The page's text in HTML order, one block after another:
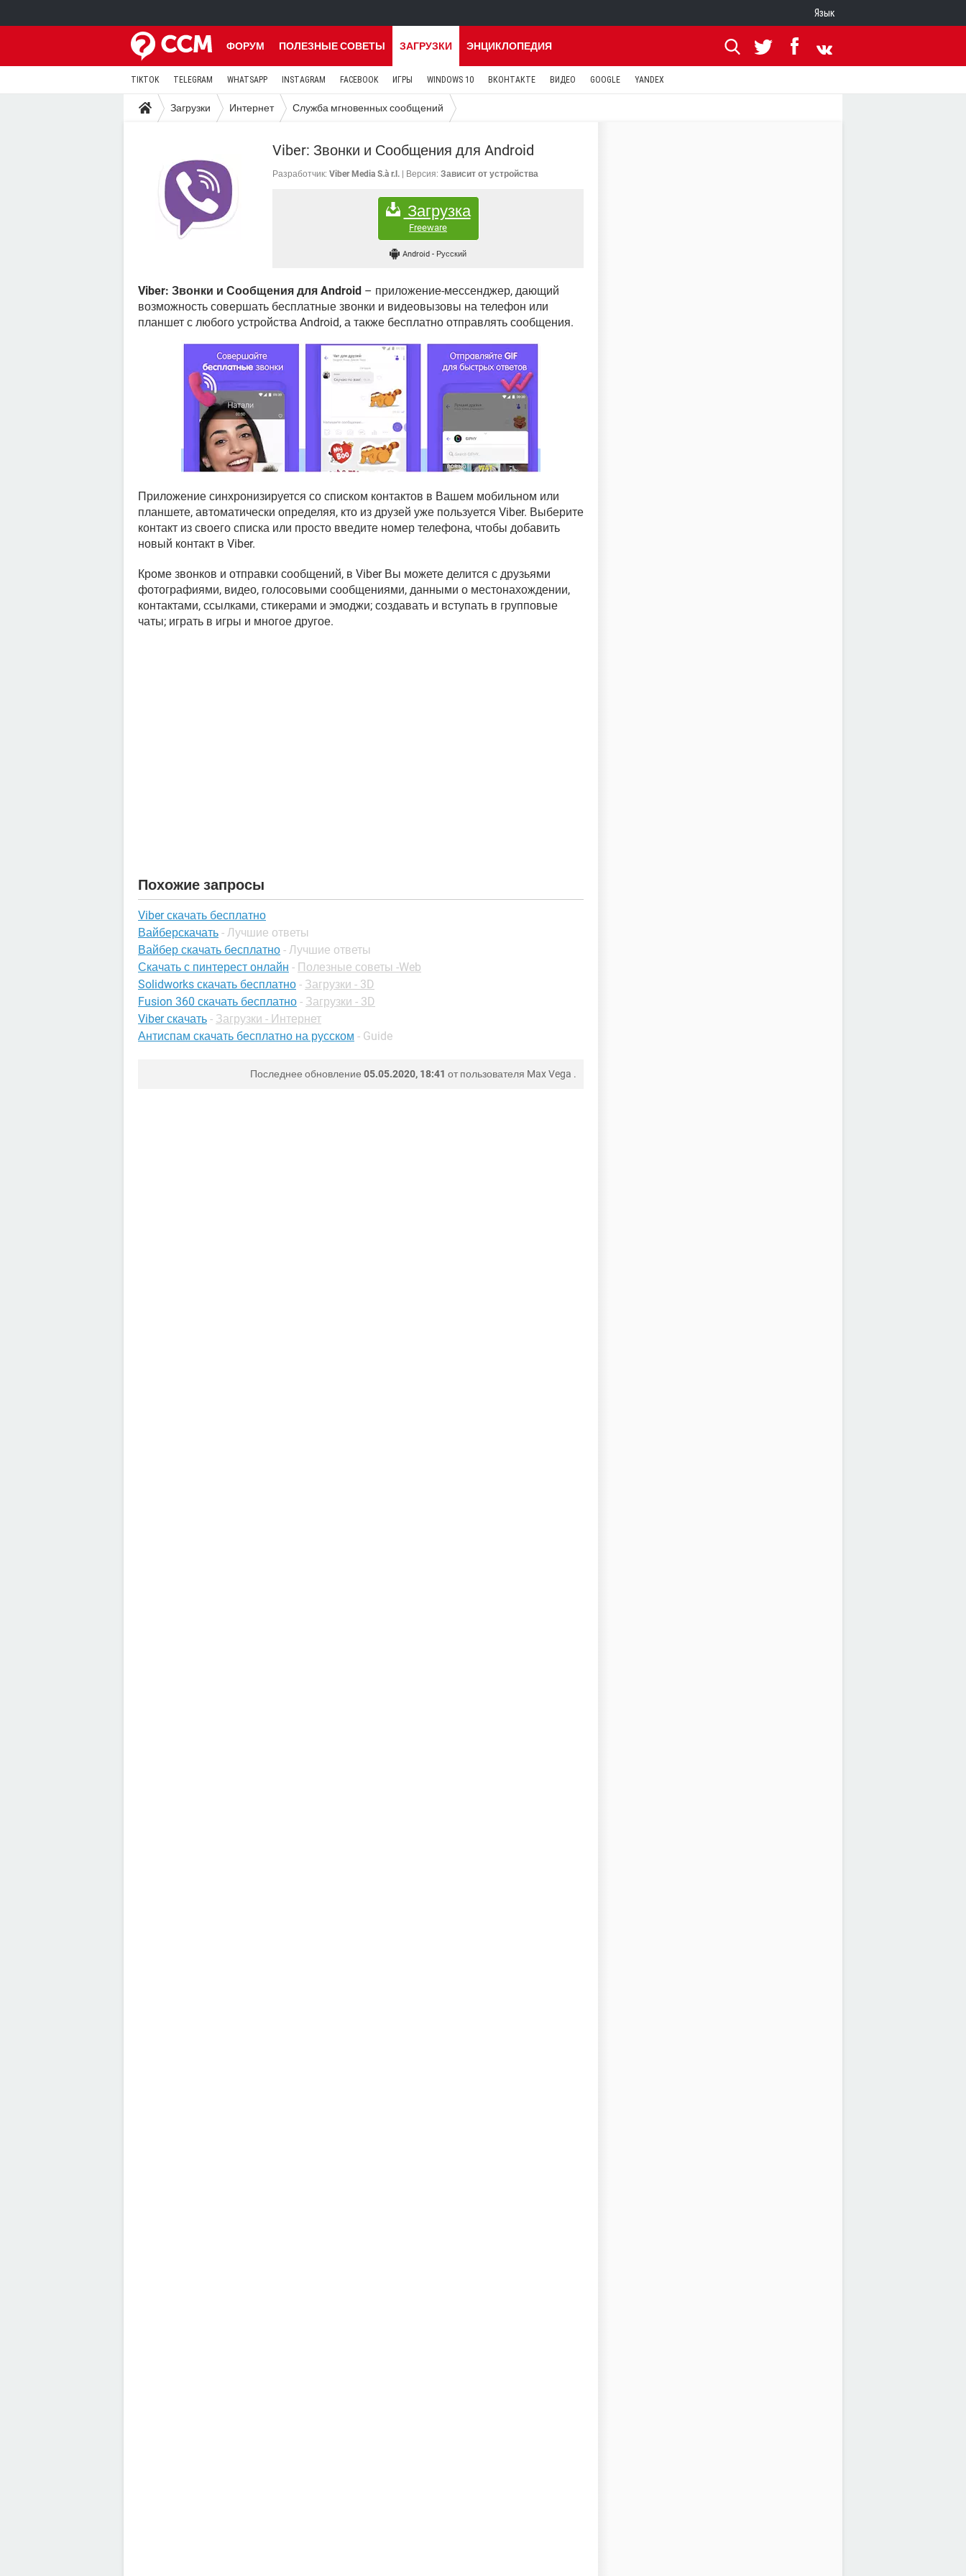
Язык
ФОРУМ ПОЛЕЗНЫЕ СОВЕТЫ ЗАГРУЗКИ ЭНЦИКЛОПЕДИЯ
TIKTOK TELEGRAM WHATSAPP INSTAGRAM FACEBOOK ИГРЫ WINDOWS 10 ВКОНТАКТЕ ВИДЕО GOOGLE YANDEX
Загрузки Интернет Служба мгновенных сообщений
Viber: Звонки и Сообщения для Android
Разработчик: Viber Media S.à r.l. Версия: Зависит от устройства
Загрузка
Freeware
Android - Русский
Viber: Звонки и Сообщения для Android – приложение-мессенджер, дающий
возможность совершать бесплатные звонки и видеовызовы на телефон или
планшет с любого устройства Android, а также бесплатно отправлять сообщения.
Приложение синхронизируется со списком контактов в Вашем мобильном или
планшете, автоматически определяя, кто из друзей уже пользуется Viber. Выберите
контакт из своего списка или просто введите номер телефона, чтобы добавить
новый контакт в Viber.
Кроме звонков и отправки сообщений, в Viber Вы можете делится с друзьями
фотографиями, видео, голосовыми сообщениями, данными о местонахождении,
контактами, ссылками, стикерами и эмоджи; создавать и вступать в групповые
чаты; играть в игры и многое другое.
Похожие запросы
Viber скачать бесплатно
Вайберскачать - Лучшие ответы
Вайбер скачать бесплатно - Лучшие ответы
Скачать с пинтерест онлайн - Полезные советы -Web
Solidworks скачать бесплатно - Загрузки - 3D
Fusion 360 скачать бесплатно - Загрузки - 3D
Viber скачать - Загрузки - Интернет
Антиспам скачать бесплатно на русском - Guide
Последнее обновление 05.05.2020, 18:41 от пользователя Max Vega .